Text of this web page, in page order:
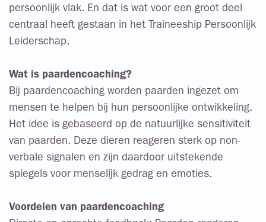
persoonlijk vlak. En dat is wat voor een groot deel
centraal heeft gestaan in het Traineeship Persoonlijk
Leiderschap.
Wat is paardencoaching?
Bij paardencoaching worden paarden ingezet om
mensen te helpen bij hun persoonlijke ontwikkeling.
Het idee is gebaseerd op de natuurlijke sensitiviteit
van paarden. Deze dieren reageren sterk op non-
verbale signalen en zijn daardoor uitstekende
spiegels voor menselijk gedrag en emoties.
Voordelen van paardencoaching